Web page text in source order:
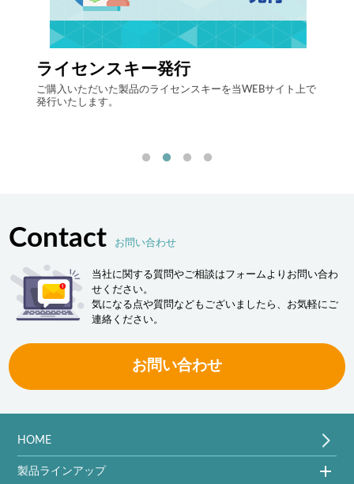
ライセンスキー発行
ご購入いただいた製品のライセンスキーを当WEBサイト上で
発行いたします。
Contact お問い合わせ
当社に関する質問やご相談はフォームよりお問い合わ
せください。
気になる点や質問などもございましたら、お気軽にご
連絡ください。
お問い合わせ
HOME
製品ラインアップ